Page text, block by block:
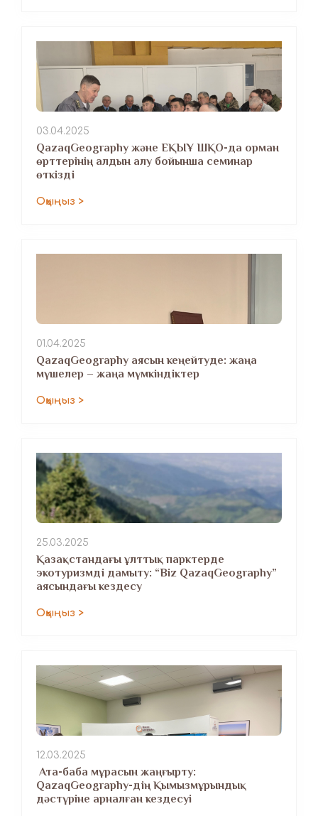
03.04.2025
QazaqGeography және ЕҚЫҰ ШҚО-да орман
өрттерінің алдын алу бойынша семинар
өткізді
Оқыңыз >
01.04.2025
QazaqGeography аясын кеңейтуде: жаңа
мүшелер – жаңа мүмкіндіктер
Оқыңыз >
25.03.2025
Қазақстандағы ұлттық парктерде
экотуризмді дамыту: “Biz QazaqGeography”
аясындағы кездесу
Оқыңыз >
12.03.2025
​ Ата-баба мұрасын жаңғырту:
QazaqGeography-дің Қымызмұрындық
дәстүріне арналған кездесуі